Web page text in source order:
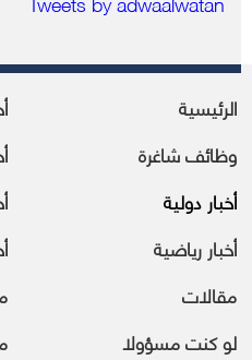
الرئيسية
وظائف شاغرة
أخبار دولية
أخبار رياضية
مقالات
لو كنت مسؤولا